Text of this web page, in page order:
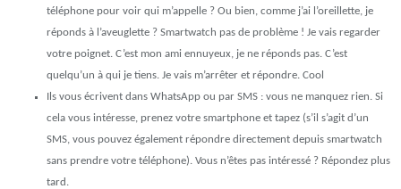
téléphone pour voir qui m’appelle ? Ou bien, comme j’ai l’oreillette, je
réponds à l’aveuglette ? Smartwatch pas de problème ! Je vais regarder
votre poignet. C’est mon ami ennuyeux, je ne réponds pas. C’est
quelqu’un à qui je tiens. Je vais m’arrêter et répondre. Cool
Ils vous écrivent dans WhatsApp ou par SMS : vous ne manquez rien. Si
cela vous intéresse, prenez votre smartphone et tapez (s’il s’agit d’un
SMS, vous pouvez également répondre directement depuis smartwatch
sans prendre votre téléphone). Vous n’êtes pas intéressé ? Répondez plus
tard.